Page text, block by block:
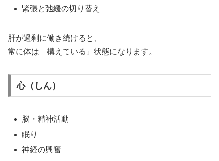
緊張と弛緩の切り替え
肝が過剰に働き続けると、
常に体は「構えている」状態になります。
心（しん）
脳・精神活動
眠り
神経の興奮